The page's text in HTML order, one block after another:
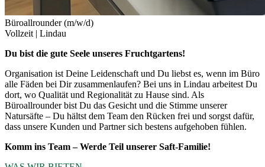
Büroallrounder (m/w/d)
Vollzeit | Lindau
Du bist die gute Seele unseres Fruchtgartens!
Organisation ist Deine Leidenschaft und Du liebst es, wenn im Büro
alle Fäden bei Dir zusammenlaufen? Bei uns in Lindau arbeitest Du
dort, wo Qualität und Regionalität zu Hause sind. Als
Büroallrounder bist Du das Gesicht und die Stimme unserer
Natursäfte – Du hältst dem Team den Rücken frei und sorgst dafür,
dass unsere Kunden und Partner sich bestens aufgehoben fühlen.
Komm ins Team – Werde Teil unserer Saft-Familie!